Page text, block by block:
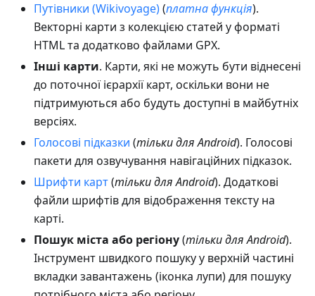
Путівники (Wikivoyage)(платна функція).
Векторні карти з колекцією статей у форматі
HTML та додатково файлами GPX.
Інші карти. Карти, які не можуть бути віднесені
до поточної ієрархії карт, оскільки вони не
підтримуються або будуть доступні в майбутніх
версіях.
Голосові підказки (тільки для Android). Голосові
пакети для озвучування навігаційних підказок.
Шрифти карт(тільки для Android). Додаткові
файли шрифтів для відображення тексту на
карті.
Пошук міста або регіону(тільки для Android).
Інструмент швидкого пошуку у верхній частині
вкладки завантажень (іконка лупи) для пошуку